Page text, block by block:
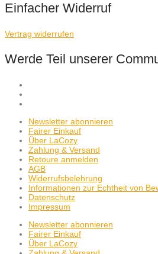
Einfacher Widerruf
Vertrag widerrufen
Werde Teil unserer
Newsletter abonnieren
Fairer Einkauf
Über LaCozy
Zahlung & Versand
Retoure anmelden
AGB
Widerrufsbelehrung
Informationen zur Echtheit von
Datenschutz
Impressum
Newsletter abonnieren
Fairer Einkauf
Über LaCozy